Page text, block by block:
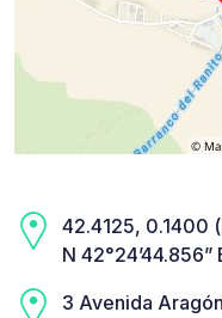
42.4125, 0.1400
N 42°24’44.856”
3 Avenida Aragón